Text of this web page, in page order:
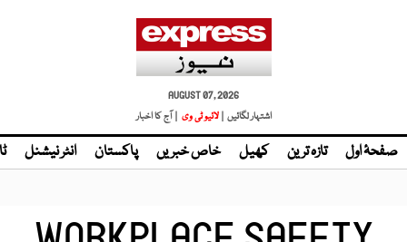
AUGUST 07, 2026
اشتہار لگائیں | لائیو ٹی وی | آج کا اخبار
صفحۂ اول تازہ ترین کھیل خاص خبریں پاکستان انٹر نیشنل